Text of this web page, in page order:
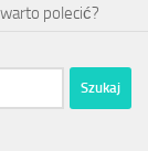
polecić?